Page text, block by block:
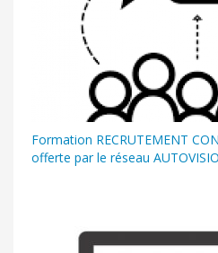
Formation RECRUTEMENT
offerte par le réseau